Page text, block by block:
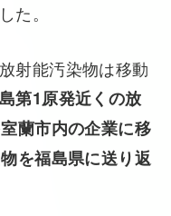
た。
射能汚染物は移動
第1原発近くの放
蘭市内の企業に移
を福島県に送り返